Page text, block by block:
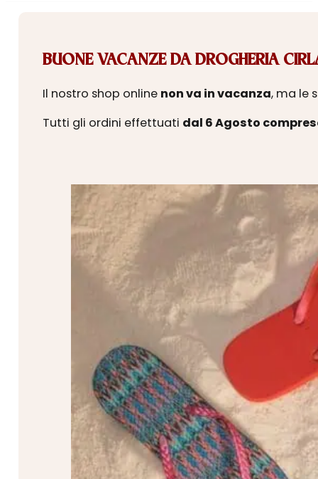
BUONE VACANZE DA DROGHERIA
Il nostro shop online non va in vacanza, ma le
Tutti gli ordini effettuati dal 6 Agosto